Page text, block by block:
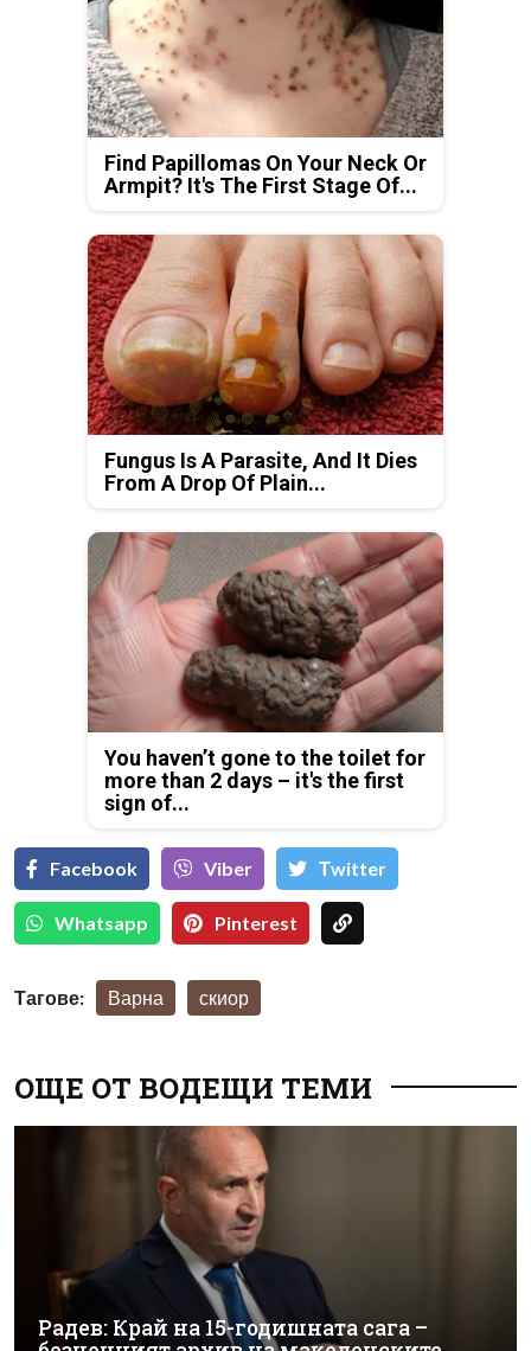
Find Papillomas On Your Neck Or
Armpit? It's The First Stage Of...
Fungus Is A Parasite, And It Dies
From A Drop Of Plain...
You haven’t gone to the toilet for
more than 2 days – it's the first
sign of...
Facebook Viber Тwitter
Whatsapp Pinterest
Тагове: Варна скиор
ОЩЕ ОТ ВОДЕЩИ ТЕМИ
Радев: Край на 15-годишната сага –